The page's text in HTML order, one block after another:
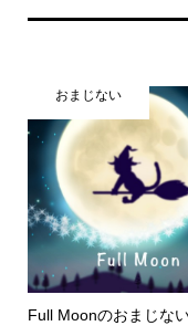
おまじない
Full Moonのおまじな